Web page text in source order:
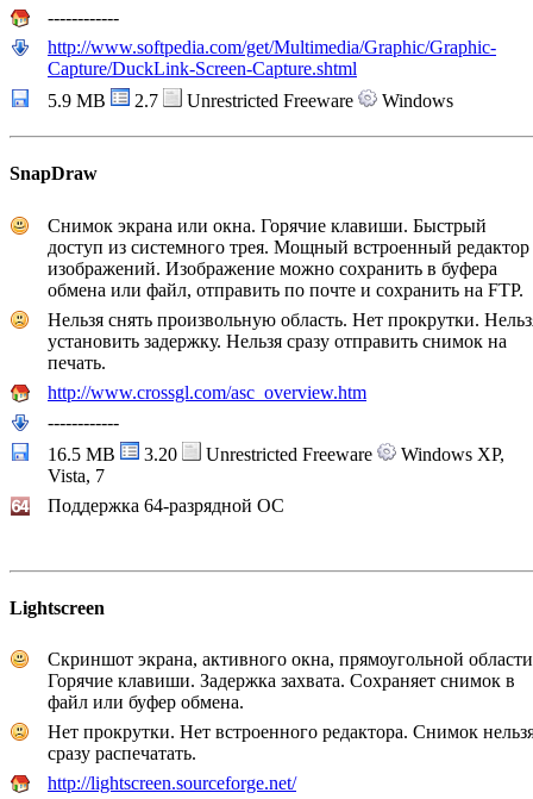
------------
http://www.softpedia.com/get/Multimedia/Graphic/Graphic-
Capture/DuckLink-Screen-Capture.shtml
5.9 MB
2.7 Unrestricted Freeware Windows
SnapDraw
Снимок экрана или окна. Горячие клавиши. Быстрый
доступ из системного трея. Мощный встроенный редактор
изображений. Изображение можно сохранить в буфера
обмена или файл, отправить по почте и сохранить на FTP.
Нельзя снять произвольную область. Нет прокрутки.
установить задержку. Нельзя сразу отправить снимок на
печать.
http://www.crossgl.com/asc_overview.htm
------------
16.5 MB
3.20 Unrestricted Freeware
Windows XP,
Vista, 7
Поддержка 64-разрядной ОС
Lightscreen
Скриншот экрана, активного окна, прямоугольной
Горячие клавиши. Задержка захвата. Сохраняет снимок в
файл или буфер обмена.
Нет прокрутки. Нет встроенного редактора. Снимок
сразу распечатать.
http://lightscreen.sourceforge.net/